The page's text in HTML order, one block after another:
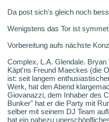
Da post sich's gleich noch
Wenigstens das Tor ist
Vorbereitung aufs nächste
Complex, L.A. Glendale.
Käpt'ns Freund Maeckes (die
ist: seit langem
Werk, hat den Abend
Giovanazzi, dem Inhaber des
Bunker" hat er die Party mit
selber mit seinem DJ Team
hat ein nahezu